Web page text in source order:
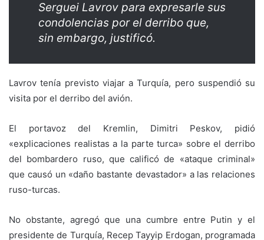
Serguei Lavrov para expresarle sus
condolencias por el derribo que,
sin embargo, justificó.
Lavrov tenía previsto viajar a Turquía, pero suspendió su
visita por el derribo del avión.
El portavoz del Kremlin, Dimitri Peskov, pidió
«explicaciones realistas a la parte turca» sobre el derribo
del bombardero ruso, que calificó de «ataque criminal»
que causó un «daño bastante devastador» a las relaciones
ruso-turcas.
No obstante, agregó que una cumbre entre Putin y el
presidente de Turquía, Recep Tayyip Erdogan, programada